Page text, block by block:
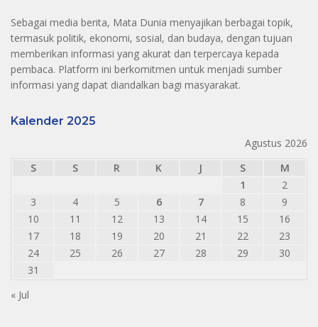
Sebagai media berita, Mata Dunia menyajikan berbagai topik,
termasuk politik, ekonomi, sosial, dan budaya, dengan tujuan
memberikan informasi yang akurat dan terpercaya kepada
pembaca. Platform ini berkomitmen untuk menjadi sumber
informasi yang dapat diandalkan bagi masyarakat.
Kalender 2025
Agustus 2026
S
S R K J S
M
1
2
3
4 5 6 7 8
9
10
11 12 13 14 15
16
17
18 19 20 21 22
23
24
25 26 27 28 29
30
31
« Jul